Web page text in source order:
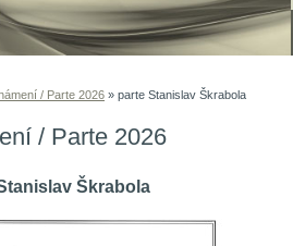
/ Parte 2026 » parte Stanislav Škrabola
/ Parte 2026
Škrabola